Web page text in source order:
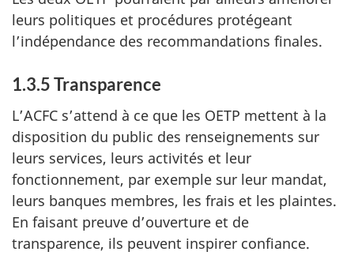
leurs politiques et procédures protégeant
l’indépendance des recommandations finales.
1.3.5 Transparence
L’ACFC s’attend à ce que les OETP mettent à la
disposition du public des renseignements sur
leurs services, leurs activités et leur
fonctionnement, par exemple sur leur mandat,
leurs banques membres, les frais et les plaintes.
En faisant preuve d’ouverture et de
transparence, ils peuvent inspirer confiance.